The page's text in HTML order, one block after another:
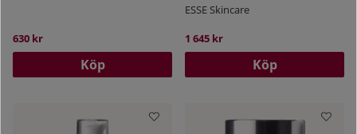
630 kr
Köp
ESSE Skincare
1 645 kr
Köp